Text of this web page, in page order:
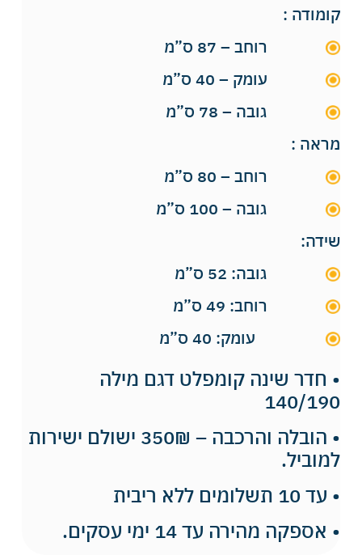
קומודה :
רוחב – 87 ס”מ
עומק – 40 ס”מ
גובה – 78 ס”מ
מראה :
רוחב – 80 ס”מ
גובה – 100 ס”מ
שידה:
גובה: 52 ס”מ
רוחב: 49 ס”מ
עומק: 40 ס”מ
• חדר שינה קומפלט דגם מילה
140/190
• הובלה והרכבה – 350₪ ישולם ישירות
למוביל.
• עד 10 תשלומים ללא ריבית
• אספקה מהירה עד 14 ימי עסקים.